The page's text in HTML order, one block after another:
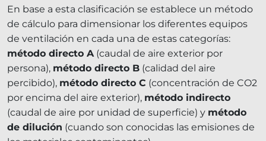
En base a esta clasificación se establece un método
de cálculo para dimensionar los diferentes equipos
de ventilación en cada una de estas categorías:
método directo A (caudal de aire exterior por
persona), método directo B (calidad del aire
percibido), método directo C (concentración de CO2
por encima del aire exterior), método indirecto
(caudal de aire por unidad de superficie) y método
de dilución (cuando son conocidas las emisiones de